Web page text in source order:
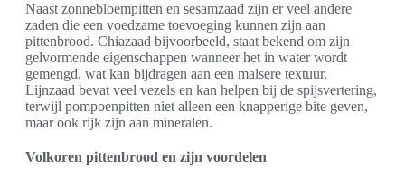
Naast zonnebloempitten en sesamzaad zijn er veel andere
zaden die een voedzame toevoeging kunnen zijn aan
pittenbrood. Chiazaad bijvoorbeeld, staat bekend om zijn
gelvormende eigenschappen wanneer het in water wordt
gemengd, wat kan bijdragen aan een malsere textuur.
Lijnzaad bevat veel vezels en kan helpen bij de spijsvertering,
terwijl pompoenpitten niet alleen een knapperige bite geven,
maar ook rijk zijn aan mineralen.
Volkoren pittenbrood en zijn voordelen